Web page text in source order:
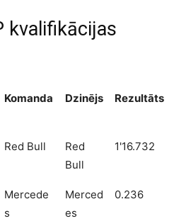
kvalifikācijas
Komanda Dzinējs Rezultāts
Red Bull
Red
Bull
1'16.732
Mercede
s
Merced
es
0.236